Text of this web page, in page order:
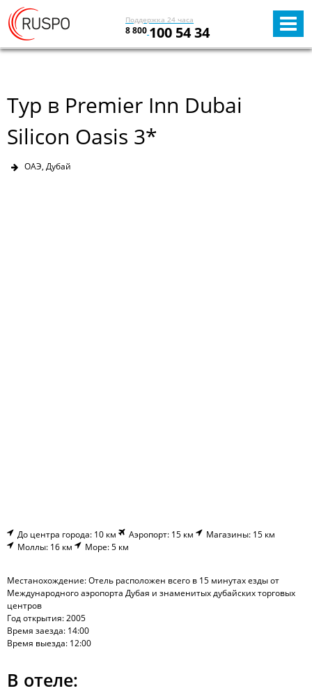
Поддержка 24 часа
8 800 100 54 34
Тур в Premier Inn Dubai
Silicon Oasis 3*
ОАЭ, Дубай
До центра города: 10 км Аэропорт: 15 км
Магазины: 15 км
Моллы: 16 км
Море: 5 км
Местанохождение: Отель расположен всего в 15 минутах езды от
Международного аэропорта Дубая и знаменитых дубайских торговых
центров
Год открытия: 2005
Время заезда: 14:00
Время выезда: 12:00
В отеле: